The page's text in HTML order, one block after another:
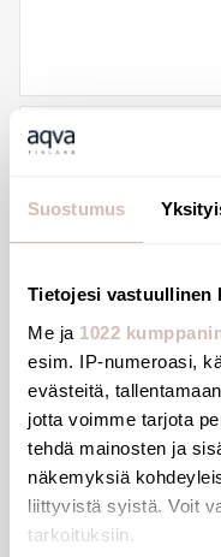
Suostumus
Tietojesi vastuullinen
Me ja 1022
esim. IP-numeroasi,
evästeitä,
jotta voimme tarjota
tehdä mainosten ja
näkemyksiä
liittyvistä syistä. Voit
tarkoituksiin.
WC brush